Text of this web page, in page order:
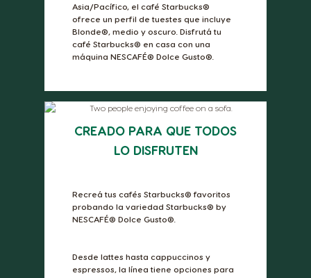
Asia/Pacífico, el café Starbucks®
ofrece un perfil de tuestes que incluye
Blonde®, medio y oscuro. Disfrutá tu
café Starbucks® en casa con una
máquina NESCAFÉ® Dolce Gusto®.
CREADO PARA QUE TODOS
LO DISFRUTEN
Recreá tus cafés Starbucks® favoritos
probando la variedad Starbucks® by
NESCAFÉ® Dolce Gusto®.
Desde lattes hasta cappuccinos y
espressos, la línea tiene opciones para